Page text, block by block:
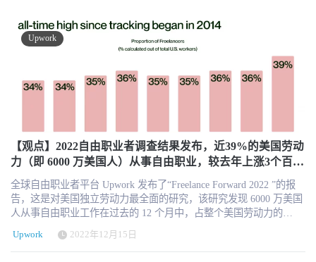
起语言模型的响应。 ⁸ 我们在研究 Upwork 人才档案中最常列出的生
成式人工智能相关技能时发现，ChatGPT 紧随这些更广泛的数据趋
势，其列出的数量最多，其次是人工智能工具的组合，包括自然语
Upwork分析了人才档案中列出的增长率最高的技能，虽然 ChatGPT
在人才档案中被引用的次数仍然最多，但增长更快的是更广泛的基
技术在各个领域的真正潜力所需的人工智能基础技能有了更深刻的
理解。 Upwork人才档案中列出的与人工智能相关的生成性技能的季
度环比增长幅度最大（2023年第二季度与2023年第一季度相比）：
大型语言模型 (LLM) 生成式人工智能 只看一次 (YOLO) 物体检测
稳定扩散 提示工程 ChatGPT Azure OpenAI 人工智能聊天机器人 人
工智能文本到语音 正如在过去所观察到的那样，我们看到独立人才
继续站在新兴技术的前沿，快速识别、学习和掌握这些技能。人才
还为企业提供专业知识，深入理解人工智能原理、技术、算法和方
分，包括人工智能驱动的职位生成器、增强的Upwork聊天体验和针
对人才的建议提示。 文章来源：techrseries
再收录。 关于创新品牌榜单评选核心基于以下几个方面：对于中国
HR科技及服务行业具有极大参考和标杆作用 实际业务发展中具有创
新业务和创新举措 不同业态和不同国家的多样性分布考虑 参考
HRTech LRP®品牌监测指数 榜单不包含市值核心构成非HR业务的公
司2023年起市值最低为10亿美元，低于10亿美元则不再收录 设有动
商业服务平台，作为HR领域唯一深度垂直独立的第三方专业服务机
构，致力于推动中国人力资源科技进步与发展，持续引领行业新科
技新趋势新产品新方向。HRTechChina核心报道中国HR科技创新企
业与产品，关注并实时分享全球的人力资源科技资讯。定期发布行
业市值榜单和HR科技云图，持续举办高品质的专业前沿论坛论坛，
表彰认可业内先进。
Upwork
【观点】2022自由职业者调查结果发布，近39%的美国劳动
力（即 6000 万美国人）从事自由职业，较去年上涨3个百分
点
全球自由职业者平台 Upwork 发布了“Freelance Forward 2022 ”的报
告，这是对美国独立劳动力最全面的研究，该研究发现 6000 万美国
人从事自由职业工作在过去的 12 个月中，占整个美国劳动力的
1.35 万亿美元的收入，比 2021 年多 500 亿美元。随着当前经济的不
确定性，许多专业人士正在对拥有充实的职业意味着什么进行千载
Upwork 2022年12月15日